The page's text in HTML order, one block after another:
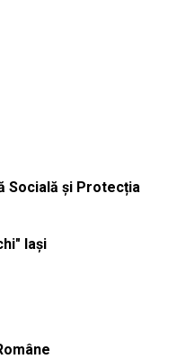
Socială și Protecția
Iași